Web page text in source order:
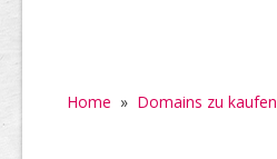
Home » Domains zu kaufen